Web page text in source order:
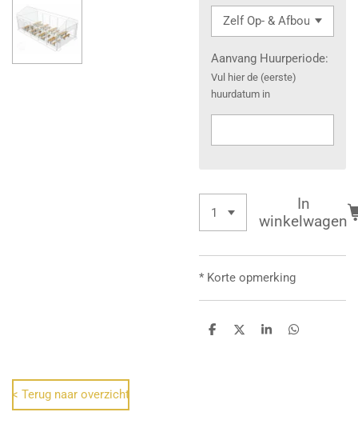
Aanvang Huurperiode:
Vul hier de (eerste)
huurdatum in
In
winkelwagen
* Korte opmerking
D
D
S
D
< Terug naar overzicht